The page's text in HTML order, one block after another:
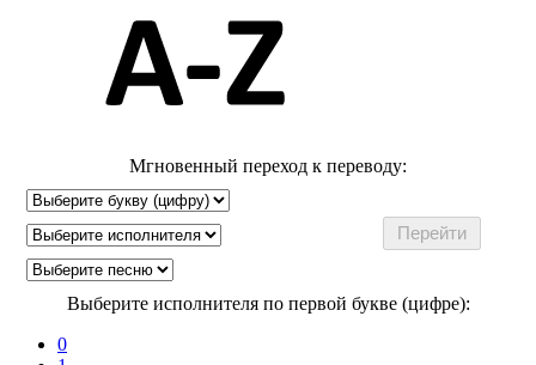
Мгновенный переход к переводу:
Выберите исполнителя по первой букве (цифре):
0